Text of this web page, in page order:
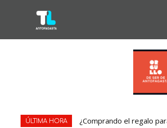
ÚLTIMA HORA ¿Comprando el regalo